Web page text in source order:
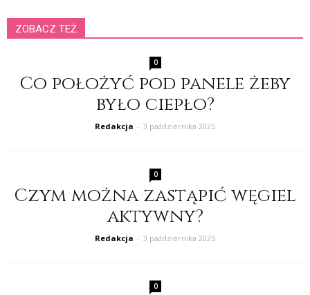
ZOBACZ TEŻ
0
Co położyć pod panele żeby
było ciepło?
Redakcja - 3 października 2025
0
Czym można zastąpić węgiel
aktywny?
Redakcja - 3 października 2025
0